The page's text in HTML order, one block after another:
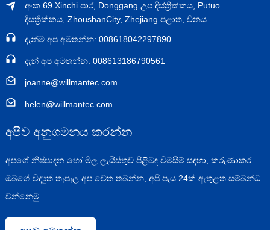
අංක 69 Xinchi පාර, Donggang උප දිස්ත්‍රික්කය, Putuo
දිස්ත්‍රික්කය, ZhoushanCity, Zhejiang පළාත, චීනය
දැන්ම අප අමතන්න: 008618042297890
දැන් අප අමතන්න: 008613186790561
joanne@willmantec.com
helen@willmantec.com
අපිව අනුගමනය කරන්න
අපගේ නිෂ්පාදන හෝ මිල ලැයිස්තුව පිළිබඳ විමසීම් සඳහා, කරුණාකර
ඔබගේ විද්‍යුත් තැපෑල අප වෙත තබන්න, අපි පැය 24ක් ඇතුළත සම්බන්ධ
වන්නෙමු.